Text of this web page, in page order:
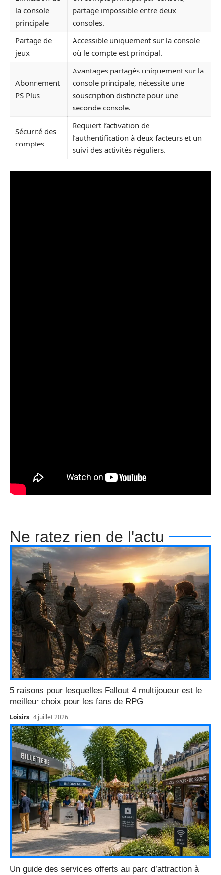
la console
principale
partage impossible entre deux
consoles.
Partage de
jeux
Accessible uniquement sur la console
où le compte est principal.
Abonnement
PS Plus
Avantages partagés uniquement sur la
console principale, nécessite une
souscription distincte pour une
seconde console.
Sécurité des
comptes
Requiert l’activation de
l’authentification à deux facteurs et un
suivi des activités réguliers.
Ne ratez rien de l'actu
5 raisons pour lesquelles Fallout 4 multijoueur est le
meilleur choix pour les fans de RPG
Loisirs 4 juillet 2026
Un guide des services offerts au parc d’attraction à